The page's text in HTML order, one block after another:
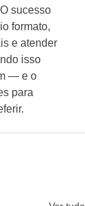
sucesso
formato,
e atender
isso
— e o
para